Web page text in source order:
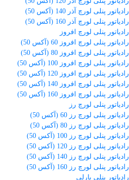
رادیاتور پنلی لورچ آذر 140 (آکس 50)
رادیاتور پنلی لورچ آذر 160 (آکس 50)
رادیاتور پنلی لورچ افروز
رادیاتور پنلی لورچ افروز 60 (آکس 50)
رادیاتور پنلی لورچ افروز 80 (آکس 50)
رادیاتور پنلی لورچ افروز 100 (آکس 50)
رادیاتور پنلی لورچ افروز 120 (آکس 50)
رادیاتور پنلی لورچ افروز 140 (آکس 50)
رادیاتور پنلی لورچ افروز 160 (آکس 50)
رادیاتور پنلی لورچ رز
رادیاتور پنلی لورچ رز 60 (آکس 50)
رادیاتور پنلی لورچ رز 80 (آکس 50)
رادیاتور پنلی لورچ رز 100 (آکس 50)
رادیاتور پنلی لورچ رز 120 (آکس 50)
رادیاتور پنلی لورچ رز 140 (آکس 50)
رادیاتور پنلی لورچ رز 160 (آکس 50)
رادیاتور پنلی بارلی